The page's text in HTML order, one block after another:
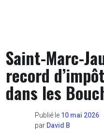
Saint-Marc-
record
dans les
Publié le 10 mai 2026
par David B